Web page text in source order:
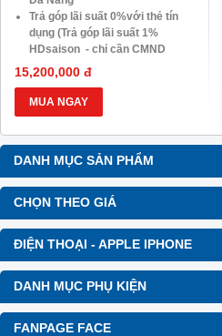
DANH MỤC SẢN PHẨM
CHỌN THEO GIÁ
ĐIỆN THOẠI - APPLE IPHONE
DANH MỤC PHỤ KIỆN
FANPAGE FACE
Trả góp lãi suất 0%với thẻ tín
dụng (Trả góp lãi suất 1%
HDsaison - chỉ cần CMND
BLX hoặc hộ khẩu gốc )
Giảm 20%khi nâng cấp Ram-
SSD
Giảm giá trực tiếp đối với
10.000 Voucher Giảm
Giá 500.000đ
15,200,000 đ
MUA NGAY